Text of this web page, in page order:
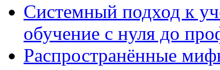
Системный подход к
обучение с нуля до
Распространённые